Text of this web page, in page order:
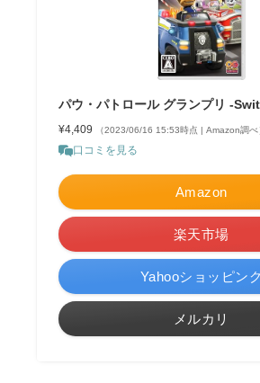
パウ・パトロール グランプリ -
¥4,409 （2023/06/16 15:53時点 | Amazon調べ
口コミを見る
Amazon
楽天市場
Yahooショッピン
メルカリ